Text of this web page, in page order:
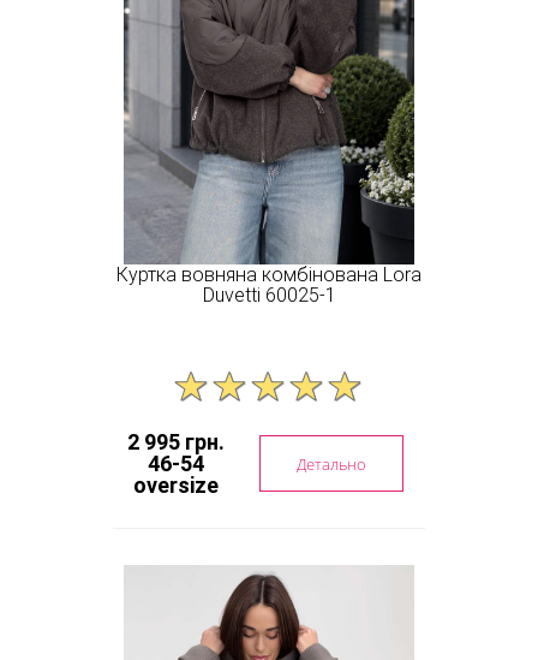
Куртка вовняна комбінована Lora
Duvetti 60025-1
2 995 грн.
46-54
oversize
Детально